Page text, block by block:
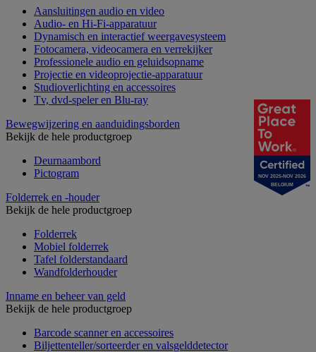
Aansluitingen audio en video
Audio- en Hi-Fi-apparatuur
Dynamisch en interactief weergavesysteem
Fotocamera, videocamera en verrekijker
Professionele audio en geluidsopname
Projectie en videoprojectie-apparatuur
Studioverlichting en accessoires
Tv, dvd-speler en Blu-ray
Bewegwijzering en aanduidingsborden
Bekijk de hele productgroep
Deurnaambord
Pictogram
Folderrek en -houder
Bekijk de hele productgroep
Folderrek
Mobiel folderrek
Tafel folderstandaard
Wandfolderhouder
Inname en beheer van geld
Bekijk de hele productgroep
Barcode scanner en accessoires
Biljettenteller/sorteerder en valsgelddetector
NOV 2025-NOV 2026
BELGIUM